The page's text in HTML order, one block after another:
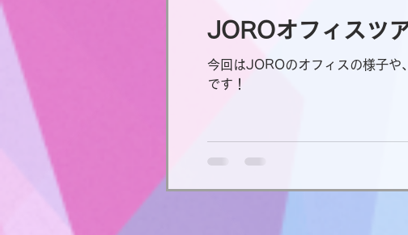
JOROオフィスツア
今回はJOROのオフィスの様子や
です！